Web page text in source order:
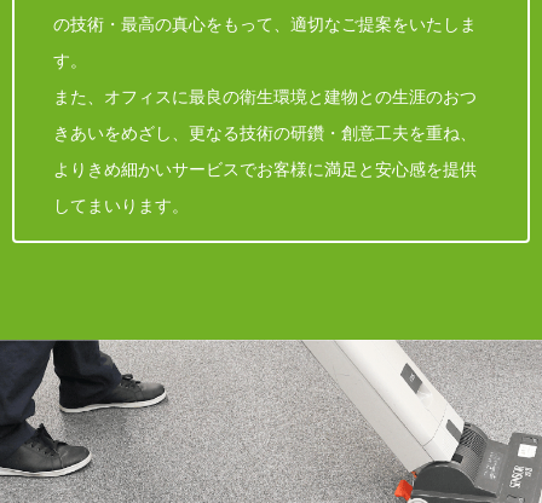
の技術・最高の真心をもって、適切なご提案をいたしま
す。
また、オフィスに最良の衛生環境と建物との生涯のおつ
きあいをめざし、更なる技術の研鑽・創意工夫を重ね、
よりきめ細かいサービスでお客様に満足と安心感を提供
してまいります。